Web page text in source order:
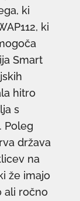
ki
ki
Smart
hitro
s
Poleg
država
na
že imajo
ali ročno